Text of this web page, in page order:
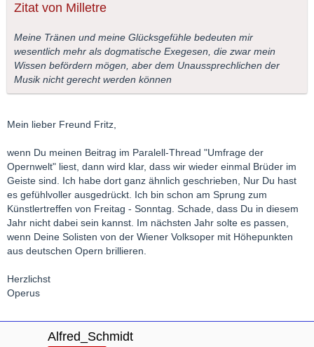
Zitat von Milletre
Meine Tränen und meine Glücksgefühle bedeuten mir
wesentlich mehr als dogmatische Exegesen, die zwar mein
Wissen befördern mögen, aber dem Unaussprechlichen der
Musik nicht gerecht werden können
Mein lieber Freund Fritz,
wenn Du meinen Beitrag im Paralell-Thread "Umfrage der
Opernwelt" liest, dann wird klar, dass wir wieder einmal Brüder im
Geiste sind. Ich habe dort ganz ähnlich geschrieben, Nur Du hast
es gefühlvoller ausgedrückt. Ich bin schon am Sprung zum
Künstlertreffen von Freitag - Sonntag. Schade, dass Du in diesem
Jahr nicht dabei sein kannst. Im nächsten Jahr solte es passen,
wenn Deine Solisten von der Wiener Volksoper mit Höhepunkten
aus deutschen Opern brillieren.
Herzlichst
Operus
Alfred_Schmidt